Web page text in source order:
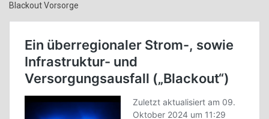
Blackout Vorsorge